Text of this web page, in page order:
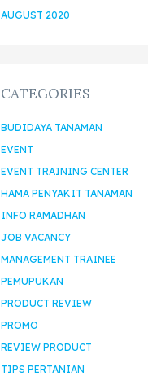
AUGUST 2020
CATEGORIES
BUDIDAYA TANAMAN
EVENT
EVENT TRAINING CENTER
HAMA PENYAKIT TANAMAN
INFO RAMADHAN
JOB VACANCY
MANAGEMENT TRAINEE
PEMUPUKAN
PRODUCT REVIEW
PROMO
REVIEW PRODUCT
TIPS PERTANIAN